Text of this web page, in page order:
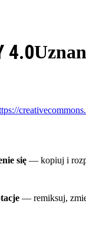
4.0
się — kopiuj i
— remiksuj,